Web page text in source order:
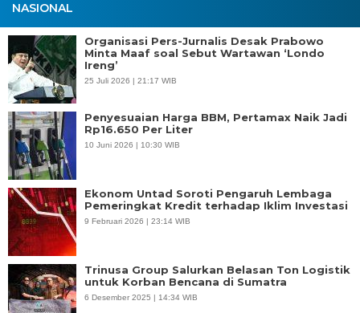
NASIONAL
Organisasi Pers-Jurnalis Desak Prabowo
Minta Maaf soal Sebut Wartawan ‘Londo
Ireng’
25 Juli 2026 | 21:17 WIB
Penyesuaian Harga BBM, Pertamax Naik Jadi
Rp16.650 Per Liter
10 Juni 2026 | 10:30 WIB
Ekonom Untad Soroti Pengaruh Lembaga
Pemeringkat Kredit terhadap Iklim Investasi
9 Februari 2026 | 23:14 WIB
Trinusa Group Salurkan Belasan Ton Logistik
untuk Korban Bencana di Sumatra
6 Desember 2025 | 14:34 WIB